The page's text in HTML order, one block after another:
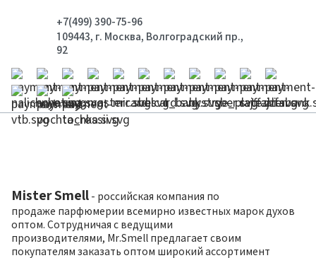
+7(499) 390-75-96
109443, г. Москва, Волгоградский пр.,
92
Mister Smell - российская компания по
продаже парфюмерии всемирно известных марок духов
оптом. Сотрудничая с ведущими
производителями, Mr.Smell предлагает своим
покупателям заказать оптом широкий ассортимент